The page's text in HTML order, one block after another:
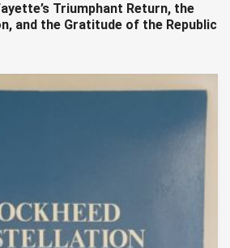
Triumphant Return, the
and the Gratitude of the Republic